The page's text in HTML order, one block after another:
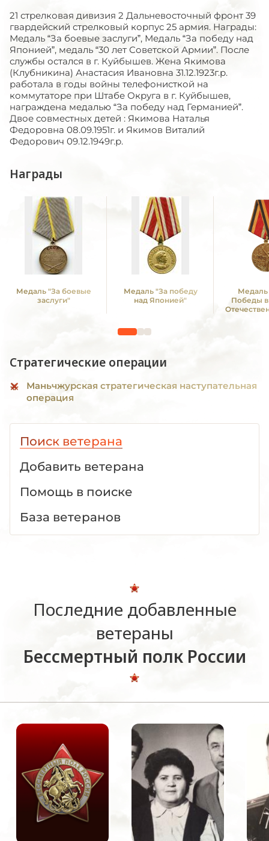
21 стрелковая дивизия 2 Дальневосточный фронт 39
гвардейский стрелковый корпус 25 армия. Награды:
Медаль “За боевые заслуги”, Медаль “За победу над
Японией”, медаль “30 лет Советской Армии”. После
службы остался в г. Куйбышев. Жена Якимова
(Клубникина) Анастасия Ивановна 31.12.1923г.р.
работала в годы войны телефонисткой на
коммутаторе при Штабе Округа в г. Куйбышев,
награждена медалью “За победу над Германией”.
Двое совместных детей : Якимова Наталья
Федоровна 08.09.1951г. и Якимов Виталий
Федорович 09.12.1949г.р.
Награды
Медаль "За боевые
заслуги"
Медаль "За победу
над Японией"
Медаль
Победы
Стратегические операции
Маньчжурская стратегическая наступательная
операция
Поиск ветерана
Добавить ветерана
Помощь в поиске
База ветеранов
Последние добавленные
ветераны
Бессмертный полк России